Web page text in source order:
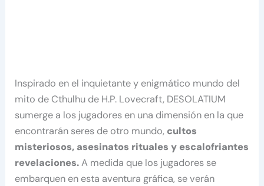
Inspirado en el inquietante y enigmático mundo del
mito de Cthulhu de H.P. Lovecraft, DESOLATIUM
sumerge a los jugadores en una dimensión en la que
encontrarán seres de otro mundo, cultos
misteriosos, asesinatos rituales y escalofriantes
revelaciones.A medida que los jugadores se
embarquen en esta aventura gráfica, se verán